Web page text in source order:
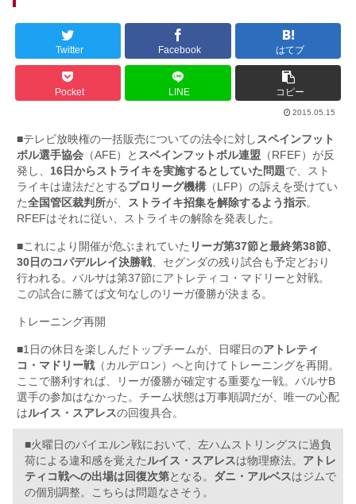
Twitter Facebook はてブ
Pocket LINE コピー
2015.05.15
■テレビ放映権の一括販売についての法令に対しスペインフット
ボル選手協会 （AFE）と スペインフットボル連盟 （RFEF）が反
発し、 16日からストライキを実施するとしていた問題で、スト
ライキは違法だとするプロリーグ機構 （LFP）の訴えを受けてい
た全国管区裁判所が、 ストライキ招集を解除するよう指示。
RFEFはそれに従い、ストライキの解除を発表した。
■これにより開催が危ぶまれていた リーガ第37節と最終第38節、
30日のコパデルレイ決勝戦、セグンダの残り試合も予定どおり
行われる。バルサは第37節にアトレティコ・マドリーと対戦。
この試合に勝てば文句なしのリーガ優勝が決まる。
トレーニング再開
■1日の休日を楽しんだトップチームが、日曜日のアトレティ
コ・マドリー戦 （カルデロン）へと向けてトレーニングを再開。
ここで勝利すれば、リーガ優勝が確定する重要な一戦。バルサB
選手の参加はなかった。チーム状態は万事順調だが、唯一の心配
はルイス・スアレスの回復具合。
■火曜日のバイエルン戦において、左ハムストリングスに過負
荷による違和感を覚えたルイス・スアレスは物理療法。 アトレ
ティコ戦への出場は回復次第となる。 ダニ・アルベスはジムで
の個別調整。こちらは問題なさそう。